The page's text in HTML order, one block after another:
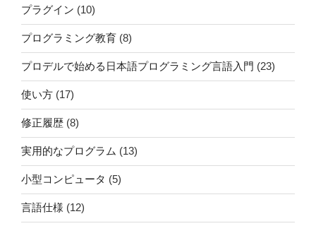
プラグイン (10)
プログラミング教育 (8)
プロデルで始める日本語プログラミング言語入門 (23)
使い方 (17)
修正履歴 (8)
実用的なプログラム (13)
小型コンピュータ (5)
言語仕様 (12)